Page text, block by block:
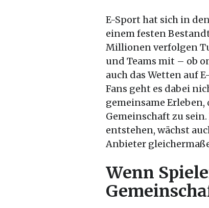
E-Sport hat sich in
einem festen
Millionen verfolgen
und Teams mit – ob
auch das Wetten auf
Fans geht es dabei
gemeinsame
Gemeinschaft zu
entstehen, wächst
Anbieter
Wenn